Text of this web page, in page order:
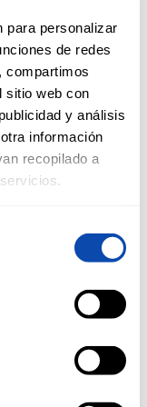
para personalizar
de redes
compartimos
sitio web con
y análisis
información
recopilado a
de Llobregat